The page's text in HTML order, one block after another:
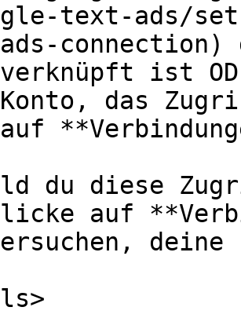
text-ads/
connection)
ist
Konto, das
du diese
auf